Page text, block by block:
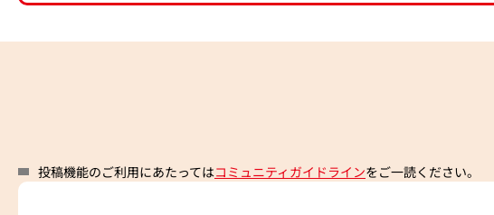
投稿機能のご利用にあたってはコミュニティガイドラインをご一読ください。